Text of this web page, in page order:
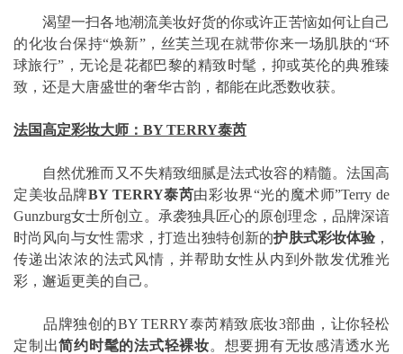
渴望一扫各地潮流美妆好货的你或许正苦恼如何让自己
的化妆台保持“焕新”，丝芙兰现在就带你来一场肌肤的“环
球旅行”，无论是花都巴黎的精致时髦，抑或英伦的典雅臻
致，还是大唐盛世的奢华古韵，都能在此悉数收获。
法国高定彩妆大师：BY TERRY泰芮
自然优雅而又不失精致细腻是法式妆容的精髓。法国高
定美妆品牌BY TERRY泰芮由彩妆界“光的魔术师”Terry de
Gunzburg女士所创立。承袭独具匠心的原创理念，品牌深谙
时尚风向与女性需求，打造出独特创新的护肤式彩妆体验 ，
传递出浓浓的法式风情，并帮助女性从内到外散发优雅光
彩，邂逅更美的自己。
品牌独创的BY TERRY泰芮精致底妆3部曲，让你轻松
定制出简约时髦的法式轻裸妆。想要拥有无妆感清透水光